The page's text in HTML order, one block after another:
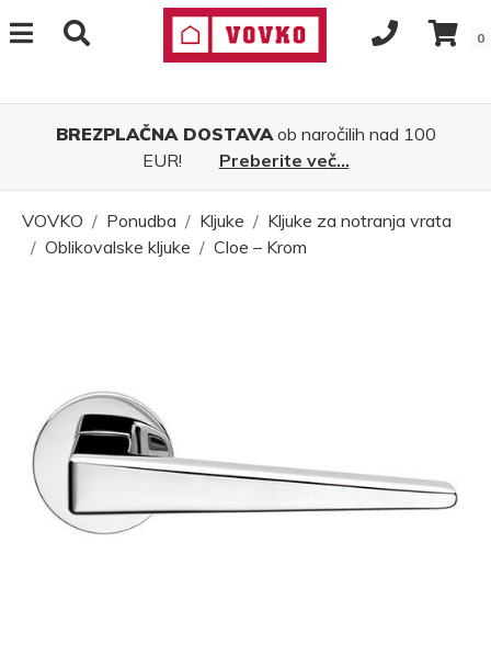
0
BREZPLAČNA DOSTAVAob naročilih nad 100
EUR!
Preberite več...
VOVKO Ponudba Kljuke
Kljuke za notranja vrata
Oblikovalske kljuke
Cloe – Krom